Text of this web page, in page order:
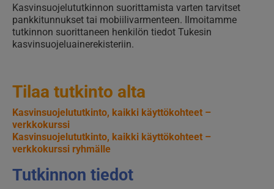
Kasvinsuojelututkinnon suorittamista varten tarvitset
pankkitunnukset tai mobiilivarmenteen. Ilmoitamme
tutkinnon suorittaneen henkilön tiedot Tukesin
kasvinsuojeluainerekisteriin.
Tilaa tutkinto alta
Kasvinsuojelututkinto, kaikki käyttökohteet –
verkkokurssi
Kasvinsuojelututkinto, kaikki käyttökohteet –
verkkokurssi ryhmälle
Tutkinnon tiedot